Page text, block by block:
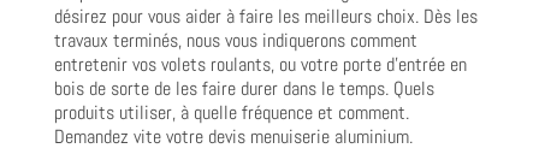
désirez pour vous aider à faire les meilleurs choix. Dès les
travaux terminés, nous vous indiquerons comment
entretenir vos volets roulants, ou votre porte d’entrée en
bois de sorte de les faire durer dans le temps. Quels
produits utiliser, à quelle fréquence et comment.
Demandez vite votre devis menuiserie aluminium.